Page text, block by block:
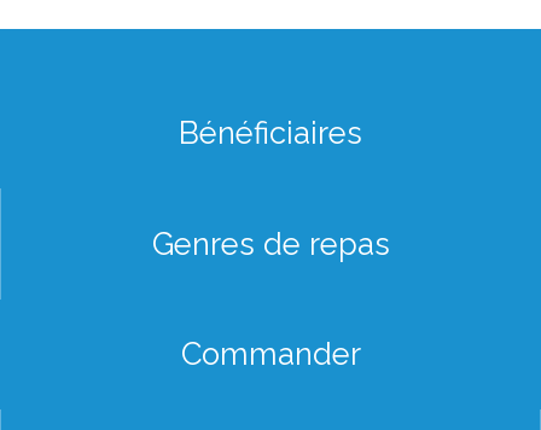
Bénéficiaires
Genres de repas
Commander